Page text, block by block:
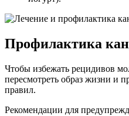
Профилактика
Чтобы избежать рецидивов
пересмотреть образ жизни и
правил.
Рекомендации для